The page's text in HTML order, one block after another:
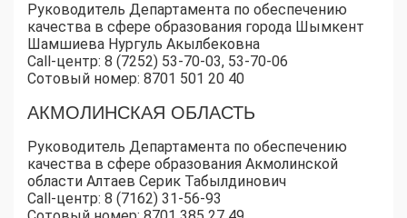
Руководитель Департамента по обеспечению
качества в сфере образования города Шымкент
Шамшиева Нургуль Акылбековна
Call-центр: 8 (7252) 53-70-03, 53-70-06
Сотовый номер: 8701 501 20 40
АКМОЛИНСКАЯ ОБЛАСТЬ
Руководитель Департамента по обеспечению
качества в сфере образования Акмолинской
области Алтаев Серик Табылдинович
Call-центр: 8 (7162) 31-56-93